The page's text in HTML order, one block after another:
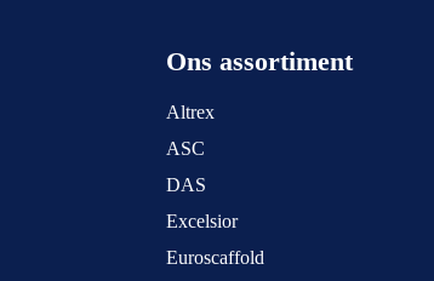
Ons assortiment
Altrex
ASC
DAS
Excelsior
Euroscaffold